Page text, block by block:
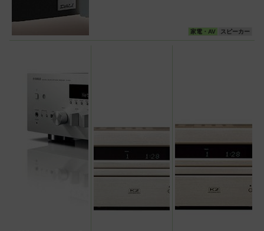
家電・AV スピーカー